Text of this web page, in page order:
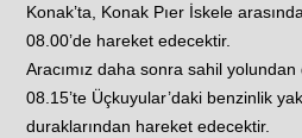
Konak’ta, Konak Pıer İskele
08.00’de hareket edecektir.
Aracımız daha sonra sahil
08.15’te Üçkuyular’daki benzinlik
duraklarından hareket edecektir.